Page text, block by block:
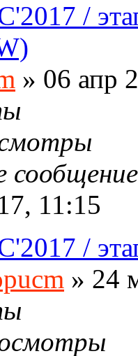
/
» 06 апр
11:15
/
» 24